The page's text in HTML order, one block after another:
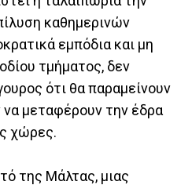
καθημερινών
εμπόδια και μη
τμήματος, δεν
ότι θα παραμείνουν
να μεταφέρουν την έδρα
χώρες.
της Μάλτας, μιας